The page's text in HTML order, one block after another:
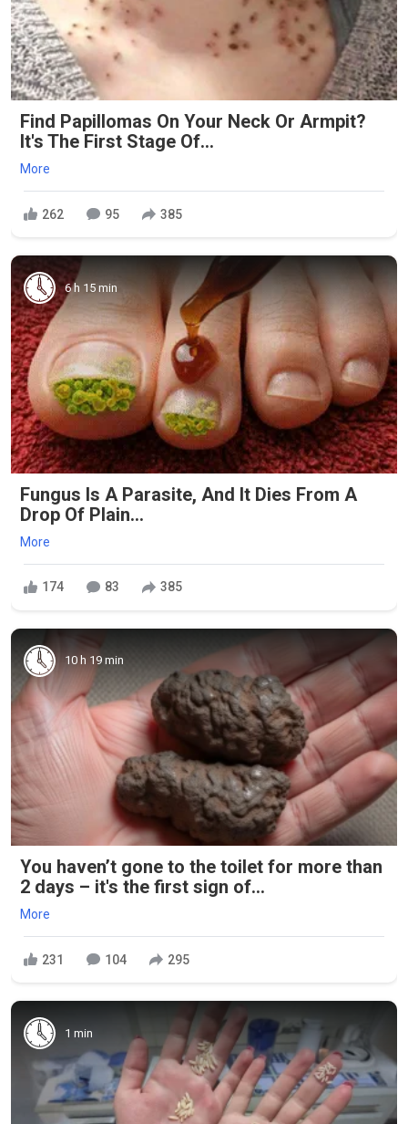
Find Papillomas On Your Neck Or Armpit?
It's The First Stage Of...
More
262 95 385
6 h 15 min
Fungus Is A Parasite, And It Dies From A
Drop Of Plain...
More
174 83 385
10 h 19 min
You haven’t gone to the toilet for more than
2 days – it's the first sign of...
More
231 104 295
1 min